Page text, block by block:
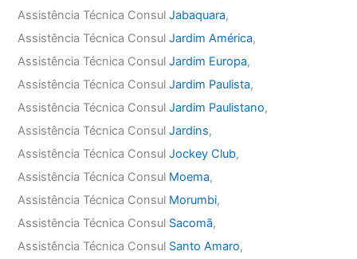
Assistência Técnica ConsulJabaquara,
Assistência Técnica ConsulJardim América,
Assistência Técnica ConsulJardim Europa,
Assistência Técnica ConsulJardim Paulista,
Assistência Técnica ConsulJardim Paulistano,
Assistência Técnica ConsulJardins,
Assistência Técnica ConsulJockey Club,
Assistência Técnica Consul Moema,
Assistência Técnica Consul Morumbi,
Assistência Técnica Consul Sacomã,
Assistência Técnica Consul Santo Amaro,